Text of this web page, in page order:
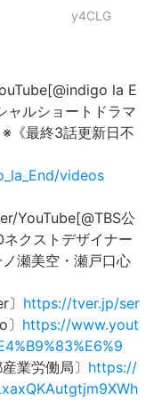
y4CLG
la E
ルショートドラマ
《最終3話更新日不
videos
YouTube[@TBS公
クストデザイナー
瀬美空・瀬戸口心
〕 https://tver.jp/ser
https://www.yout
業労働局〕 https://